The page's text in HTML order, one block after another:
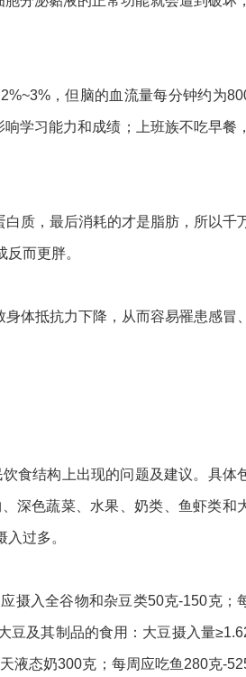
，但脑的血流量每分钟约为
学习能力和成绩；上班族不吃早餐，
质，最后消耗的才是脂肪，所以千
而更胖。
体抵抗力下降，从而容易罹患感冒、
食结构上出现的问题及建议。具体
深色蔬菜、水果、奶类、鱼虾类和
过多。
摄入全谷物和杂豆类50克-150克；
豆及其制品的食用：大豆摄入量
液态奶300克；每周应吃鱼280克-